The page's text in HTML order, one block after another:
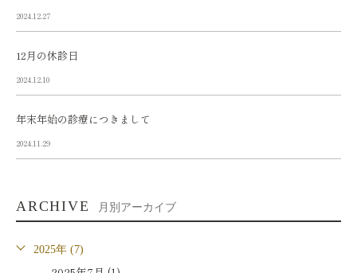
2024.12.27
12月の休診日
2024.12.10
年末年始の診療につきまして
2024.11.29
ARCHIVE 月別アーカイブ
2025年 (7)